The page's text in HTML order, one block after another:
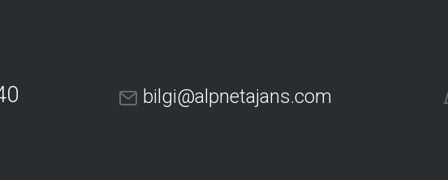
bilgi@alpnetajans.com